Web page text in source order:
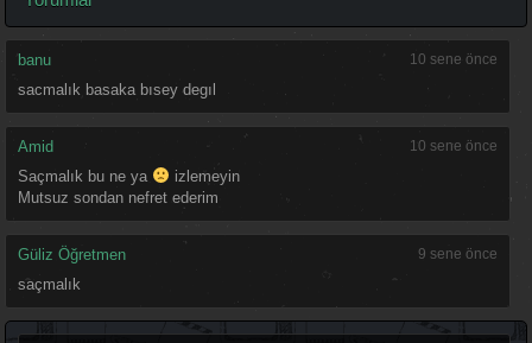
banu 10 sene önce
sacmalık basaka bısey degıl
Amid 10 sene önce
Saçmalık bu ne ya
izlemeyin
Mutsuz sondan nefret ederim
Güliz Öğretmen 9 sene önce
saçmalık